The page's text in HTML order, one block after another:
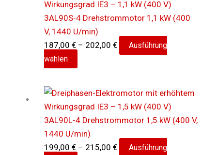
Varianten
auf.
Die
Optionen
der
Produktseite
gewählt
werden
3AL90S-4 Drehstrommotor 1,1 kW (400
V, 1440 U/min)
187,00 € – 202,00 €Preisspanne:
Ausführung
wählen
mehrere
Varianten
auf.
Die
3AL90L-4 Drehstrommotor 1,5 kW (400 V,
1440 U/min)
199,00 € – 215,00 €Preisspanne:
Ausführung